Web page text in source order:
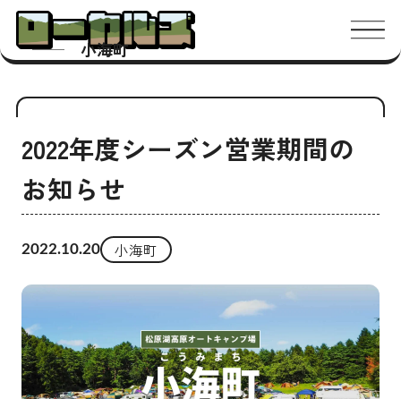
小海町 メ
2022年度シーズン営業期間の
お知らせ
2022.10.20 小海町